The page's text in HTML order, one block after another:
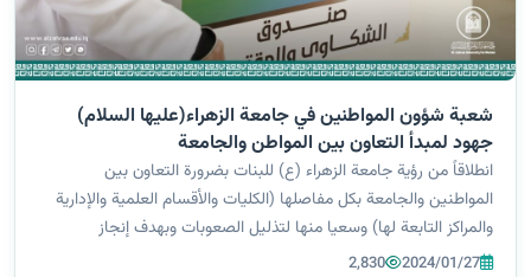
شعبة شؤون المواطنين في جامعة الزهراء(عليها السلام)
جهود لمبدأ التعاون بين المواطن والجامعة
انطلاقاً من رؤية جامعة الزهراء (ع) للبنات بضرورة التعاون بين
المواطنين والجامعة بكل مفاصلها (الكليات والأقسام العلمية والإدارية
والمراكز التابعة لها) وسعيا منها لتذليل الصعوبات وبهدف إنجاز
المعاملات وبتوجيه من السيدة رئيسة جامعة الزهراء(ع) للبنات أ.د.
2024/01/27
2,830